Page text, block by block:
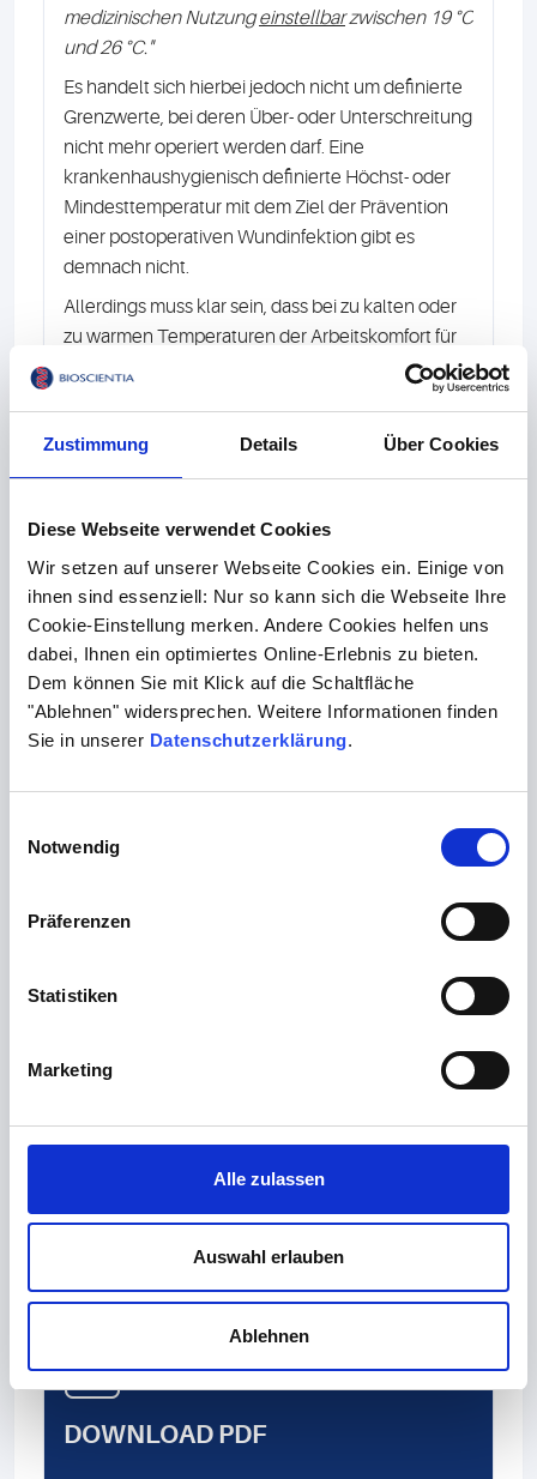
Zustimmung Details Über Cookies
Diese Webseite verwendet Cookies
Wir setzen auf unserer Webseite Cookies ein. Einige von
ihnen sind essenziell: Nur so kann sich die Webseite Ihre
Cookie-Einstellung merken. Andere Cookies helfen uns
dabei, Ihnen ein optimiertes Online-Erlebnis zu bieten.
Dem können Sie mit Klick auf die Schaltfläche
"Ablehnen" widersprechen. Weitere Informationen finden
Sie in unserer Datenschutzerklärung.
Notwendig
Präferenzen
Statistiken
Marketing
Alle zulassen
Auswahl erlauben
Ablehnen
medizinischen Nutzungeinstellbarzwischen 19 °C
und 26 °C."
Es handelt sich hierbei jedoch nicht um definierte
Grenzwerte, bei deren Über- oder Unterschreitung
nicht mehr operiert werden darf. Eine
krankenhaushygienisch definierte Höchst- oder
Mindesttemperatur mit dem Ziel der Prävention
einer postoperativen Wundinfektion gibt es
demnach nicht.
Allerdings muss klar sein, dass bei zu kalten oder
zu warmen Temperaturen der Arbeitskomfort für
hat ggf. indirekt wieder einen Einfluss auf das
postoperative Outcome. Sofern in Zukunft
oder Planungen von RLT-Anlagen in
Krankenhäusern berücksichtigt werden sollte.
Weiterführende Literatur
(1) Anthony CA, Peterson RA, Polgreen LA, Sewell
Surgical Site Infections and the Association With
Investigation. Infect Control Hosp Epidemiol. 2017
Wundinfektionen, Empfehlung der Kommission für
(KRINKO) beim Robert Koch-
https://doi.org/10.1007/ s00103- 018- 2706-2
(3) Raumlufttechnik – Teil 4: Raumlufttechnische
Gesundheitswesens, DIN 1946-4:2018-09
DOWNLOAD PDF